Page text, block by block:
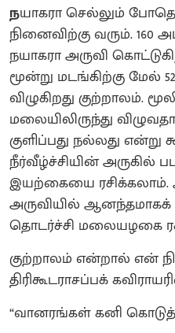
நயாகரா செல்லும்
நினைவிற்கு வரும். 160
நயாகரா அருவி
மூன்று மடங்கிற்கு மேல்
விழுகிறது குற்றாலம்.
மலையிலிருந்து
குளிப்பது நல்லது என்று
நீர்வீழ்ச்சியின் அருகில்
இயற்கையை
அருவியில் ஆனந்தமாகக்
தொடர்ச்சி மலையழகை
குற்றாலம் என்றால் என்
திரிகூடராசப்பக்
“வானரங்கள் கனி